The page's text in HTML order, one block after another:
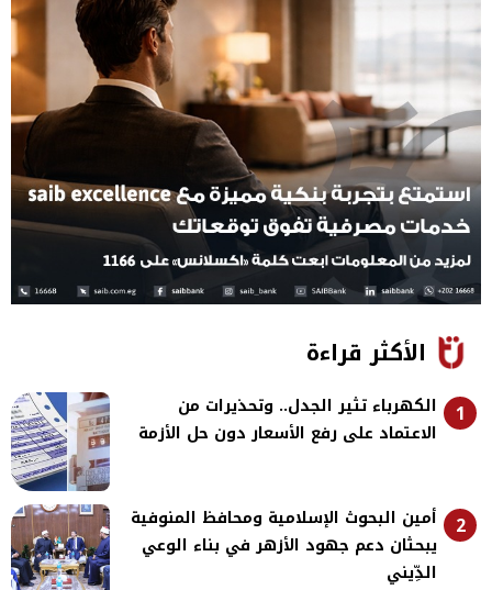
الأكثر قراءة
1
الكهرباء تثير الجدل.. وتحذيرات من
الاعتماد على رفع الأسعار دون حل الأزمة
2
أمين البحوث الإسلامية ومحافظ المنوفية
يبحثان دعم جهود الأزهر في بناء الوعي
الدِّيني